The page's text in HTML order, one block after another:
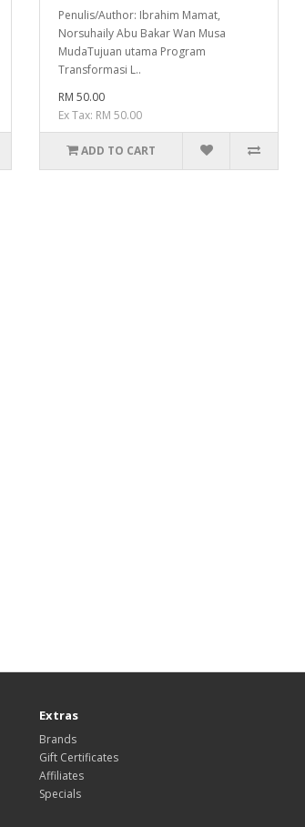
Penulis/Author: Ibrahim Mamat,
Norsuhaily Abu Bakar Wan Musa
MudaTujuan utama Program
Transformasi L..
RM 50.00
Ex Tax: RM 50.00
ADD TO CART
Extras
Brands
Gift Certificates
Affiliates
Specials